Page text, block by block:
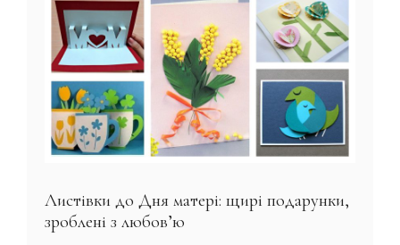
Листівки до Дня матері: щирі подарунки,
зроблені з любов’ю